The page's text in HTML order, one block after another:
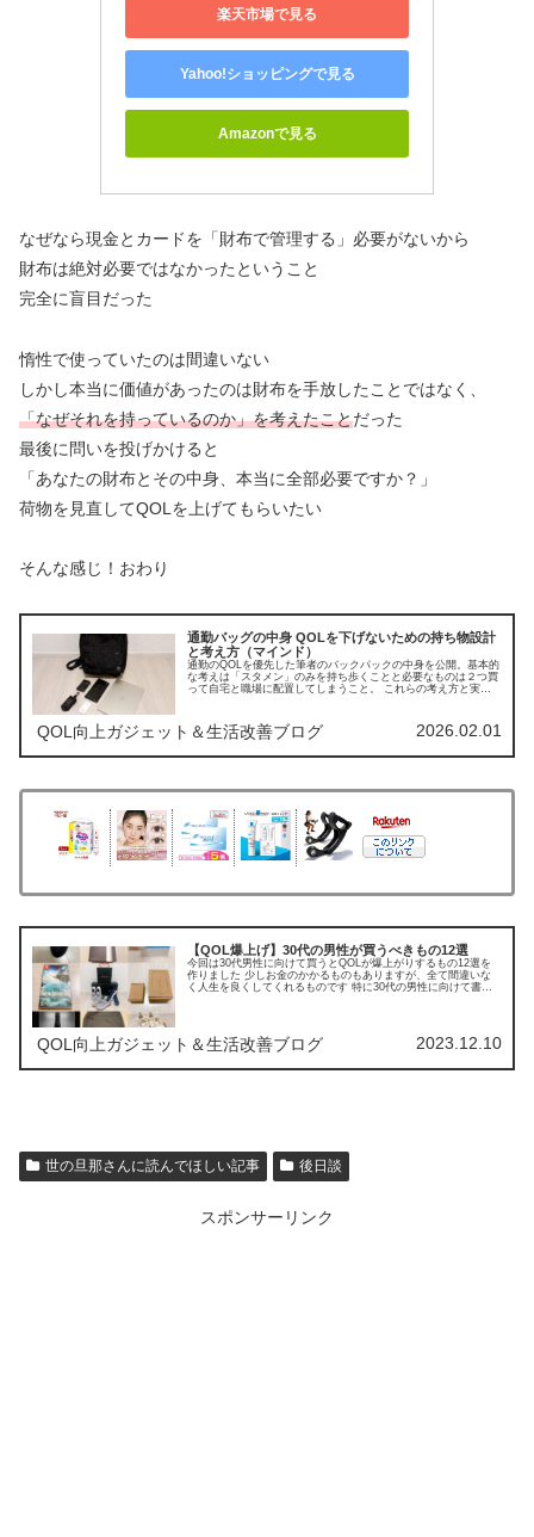
楽天市場で見る
Yahoo!ショッピングで見る
Amazonで見る
なぜなら現金とカードを「財布で管理する」必要がないから
財布は絶対必要ではなかったということ
完全に盲目だった
惰性で使っていたのは間違いない
しかし本当に価値があったのは財布を手放したことではなく、
「なぜそれを持っているのか」を考えたことだった
最後に問いを投げかけると
「あなたの財布とその中身、本当に全部必要ですか？」
荷物を見直してQOLを上げてもらいたい
そんな感じ！おわり
通勤バッグの中身 QOLを下げないための持ち物設計
と考え方（マインド）
通勤のQOLを優先した筆者のバックパックの中身を公開。基本的
な考えは「スタメン」のみを持ち歩くことと必要なものは２つ買
って自宅と職場に配置してしまうこと。 これらの考え方と実際
QOL向上ガジェット＆生活改善ブログ 2026.02.01
【QOL爆上げ】30代の男性が買うべきもの12選
今回は30代男性に向けて買うとQOLが爆上がりするもの12選を
作りました 少しお金のかかるものもありますが、全て間違いな
く人生を良くしてくれるものです 特に30代の男性に向けて書き
QOL向上ガジェット＆生活改善ブログ 2023.12.10
世の旦那さんに読んでほしい記事 後日談
スポンサーリンク